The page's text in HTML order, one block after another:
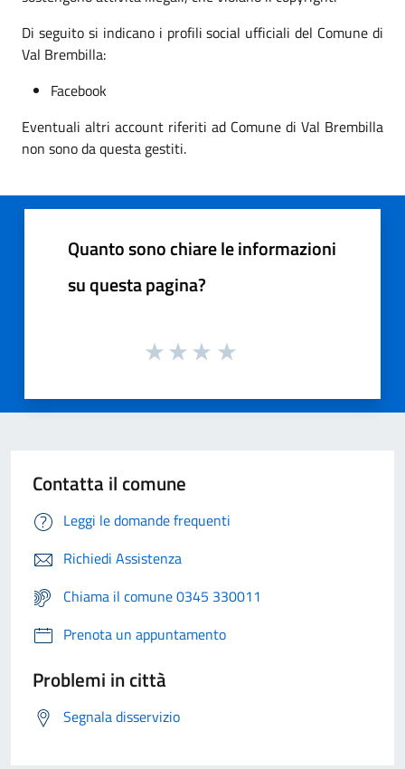
Di seguito si indicano i profili social ufficiali del Comune di
Val Brembilla:
Facebook
Eventuali altri account riferiti ad Comune di Val Brembilla
non sono da questa gestiti.
Quanto sono chiare le informazioni
su questa pagina?
Contatta il comune
Leggi le domande frequenti
Richiedi Assistenza
Chiama il comune 0345 330011
Prenota un appuntamento
Problemi in città
Segnala disservizio